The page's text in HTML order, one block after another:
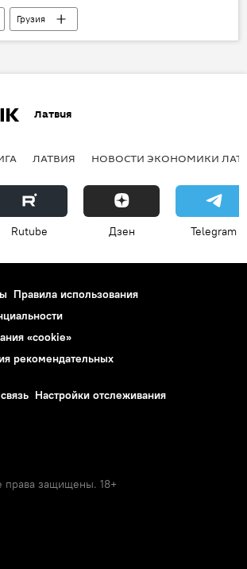
Грузия
Латвия
ЛАТВИЯ НОВОСТИ ЭКОНОМИКИ
Rutube Дзен Telegram
Правила использования
«cookie»
рекомендательных
Настройки отслеживания
защищены. 18+